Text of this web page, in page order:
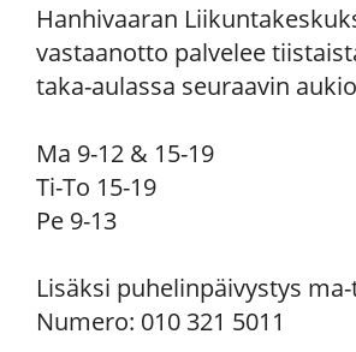
Hanhivaaran
vastaanotto palvelee
taka-aulassa seuraavin
Ma 9-12 & 15-19
Ti-To 15-19
Pe 9-13
Lisäksi puhelinpäivystys
Numero: 010 321 5011